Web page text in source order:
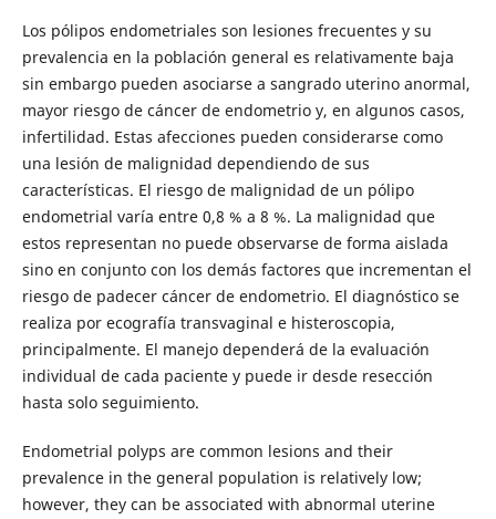
Los pólipos endometriales son lesiones frecuentes y su
prevalencia en la población general es relativamente baja
sin embargo pueden asociarse a sangrado uterino anormal,
mayor riesgo de cáncer de endometrio y, en algunos casos,
infertilidad. Estas afecciones pueden considerarse como
una lesión de malignidad dependiendo de sus
características. El riesgo de malignidad de un pólipo
endometrial varía entre 0,8 % a 8 %. La malignidad que
estos representan no puede observarse de forma aislada
sino en conjunto con los demás factores que incrementan el
riesgo de padecer cáncer de endometrio. El diagnóstico se
realiza por ecografía transvaginal e histeroscopia,
principalmente. El manejo dependerá de la evaluación
individual de cada paciente y puede ir desde resección
hasta solo seguimiento.
Endometrial polyps are common lesions and their
prevalence in the general population is relatively low;
however, they can be associated with abnormal uterine